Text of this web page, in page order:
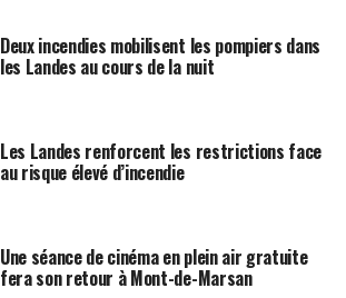
Deux incendies mobilisent les pompiers dans
les Landes au cours de la nuit
Les Landes renforcent les restrictions face
au risque élevé d’incendie
Une séance de cinéma en plein air gratuite
fera son retour à Mont-de-Marsan